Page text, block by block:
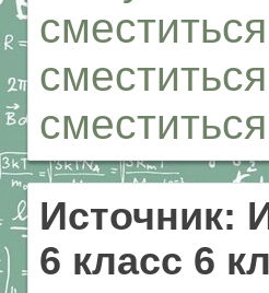
Источник:
6 класс 6